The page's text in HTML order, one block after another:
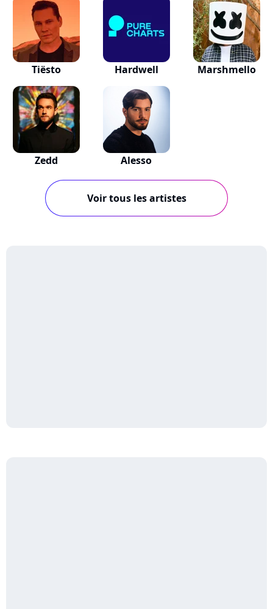
Tiësto Hardwell Marshmello
Zedd Alesso
Voir tous les artistes